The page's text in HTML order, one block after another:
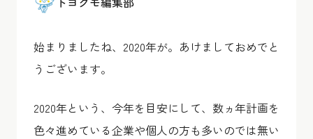
始まりましたね、2020年が。あけましておめでと
うございます。
2020年という、今年を目安にして、数ヵ年計画を
色々進めている企業や個人の方も多いのでは無い